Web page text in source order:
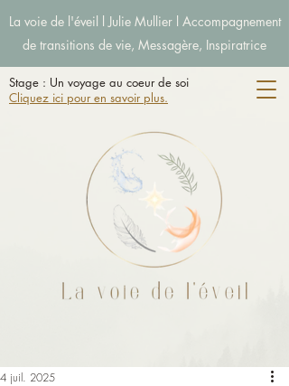
La voie de l'éveil l Julie Mullier l Accompagnement
de transitions de vie, Messagère, Inspiratrice
Stage : Un voyage au coeur de soi
Cliquez ici pour en savoir plus.
4 juil. 2025